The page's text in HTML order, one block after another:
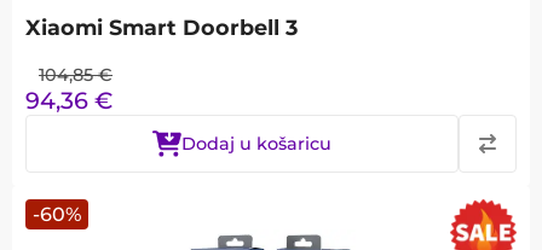
Xiaomi Smart Doorbell 3
104,85 €
94,36 €
Dodaj u košaricu
-60%